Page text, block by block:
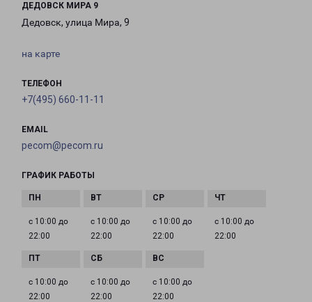
ДЕДОВСК МИРА 9
Дедовск, улица Мира, 9
на карте
ТЕЛЕФОН
+7(495) 660-11-11
EMAIL
pecom@pecom.ru
ГРАФИК РАБОТЫ
с 10:00 до
22:00
с 10:00 до
22:00
с 10:00 до
22:00
с 10:00 до
22:00
с 10:00 до
22:00
с 10:00 до
22:00
с 10:00 до
22:00